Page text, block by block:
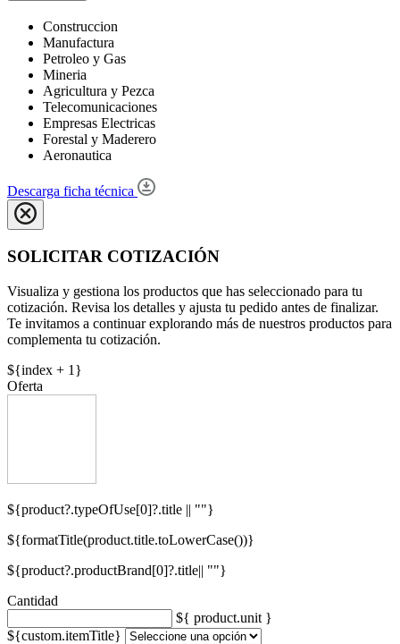
Construccion
Manufactura
Petroleo y Gas
Mineria
Agricultura y Pezca
Telecomunicaciones
Empresas Electricas
Forestal y Maderero
Aeronautica
Descarga ficha técnica
SOLICITAR COTIZACIÓN
Visualiza y gestiona los productos que has seleccionado para tu
cotización. Revisa los detalles y ajusta tu pedido antes de finalizar.
Te invitamos a continuar explorando más de nuestros productos para
complementa tu cotización.
${index + 1}
Oferta
${product?.typeOfUse[0]?.title || ""}
${formatTitle(product.title.toLowerCase())}
${product?.productBrand[0]?.title|| ""}
Cantidad
${ product.unit }
${custom.itemTitle}